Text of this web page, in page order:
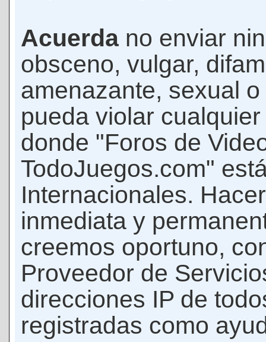
Acuerda no enviar
obsceno, vulgar,
amenazante, sexual
pueda violar
donde "Foros de
TodoJuegos.com"
Internacionales.
inmediata y
creemos oportuno,
Proveedor de
direcciones IP de
registradas como